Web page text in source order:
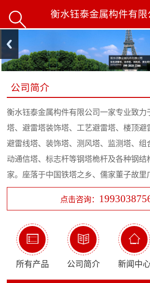
 衡水钰泰金属构件有限
公司简介
衡水钰泰金属构件有限公司一家专业致力
塔、避雷塔装饰塔、工艺避雷塔、楼顶避
避雷线塔、装饰塔、测风塔、监测塔、组
动通信塔、标志杆等钢塔桅杆及各种钢结
家。座落于中国铁塔之乡、儒家董子故里
点击咨询：

所有产品

公司简介

新闻中